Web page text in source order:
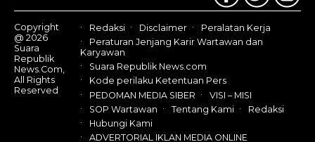
Copyright
@ 2026
Suara
Republik
News.Com,
All Rights
Reserved
Redaksi Disclaimer
Peralatan Kerja
Peraturan Jenjang Karir Wartawan dan
Karyawan
Suara Republik News.com
Kode perilaku Ketentuan Pers
PEDOMAN MEDIA SIBER
VISI – MISI
SOP Wartawan
Tentang Kami
Redaksi
Hubungi Kami
ADVERTORIAL IKLAN MEDIA ONLINE